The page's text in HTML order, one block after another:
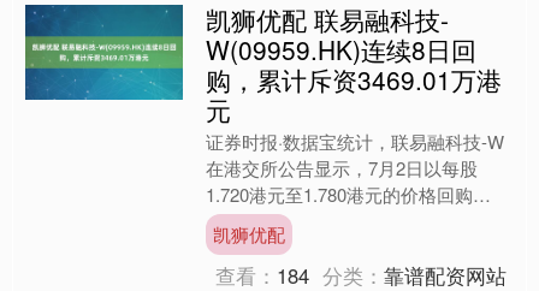
凯狮优配 联易融科技-
W(09959.HK)连续8日回
购，累计斥资3469.01万港
元
证券时报·数据宝统计，联易融科技-W
在港交所公告显示，7月2日以每股
1.720港元至1.780港元的价格回购
222.00万股，回购金额达387.95万港
元。该股....
凯狮优配
查看： 184 分类：靠谱配资网站